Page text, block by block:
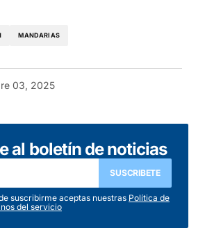
MANDARIAS
03, 2025
al boletín de noticias
SUSCRIBETE
suscribirme aceptas nuestras Política de
del servicio